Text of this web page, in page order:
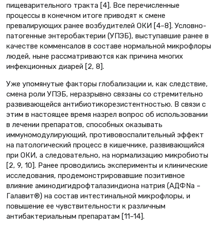
пищеварительного тракта [4]. Все перечисленные
процессы в конечном итоге приводят к смене
превалирующих ранее возбудителей ОКИ [4–8]. Условно-
патогенные энтеробактерии (УПЭБ), выступавшие ранее в
качестве комменсалов в составе нормальной микрофлоры
людей, ныне рассматриваются как причина многих
инфекционных диарей [2, 8].
Уже упомянутые факторы глобализации и, как следствие,
смена роли УПЭБ, неразрывно связаны со стремительно
развивающейся антибиотикорезистентностью. В связи с
этим в настоящее время назрел вопрос об использовании
в лечении препаратов, способных оказывать
иммуномодулирующий, противовоспалительный эффект
на патологический процесс в кишечнике, развивающийся
при ОКИ, а следовательно, на нормализацию микробиоты
[2, 9, 10]. Ранее проводились эксперименты и клинические
исследования, продемонстрировавшие позитивное
влияние аминодигидрофталазиндиона натрия (АДФNа –
Галавит®) на состав интестинальной микрофлоры, и
повышение ее чувствительности к различным
антибактериальным препаратам [11–14].